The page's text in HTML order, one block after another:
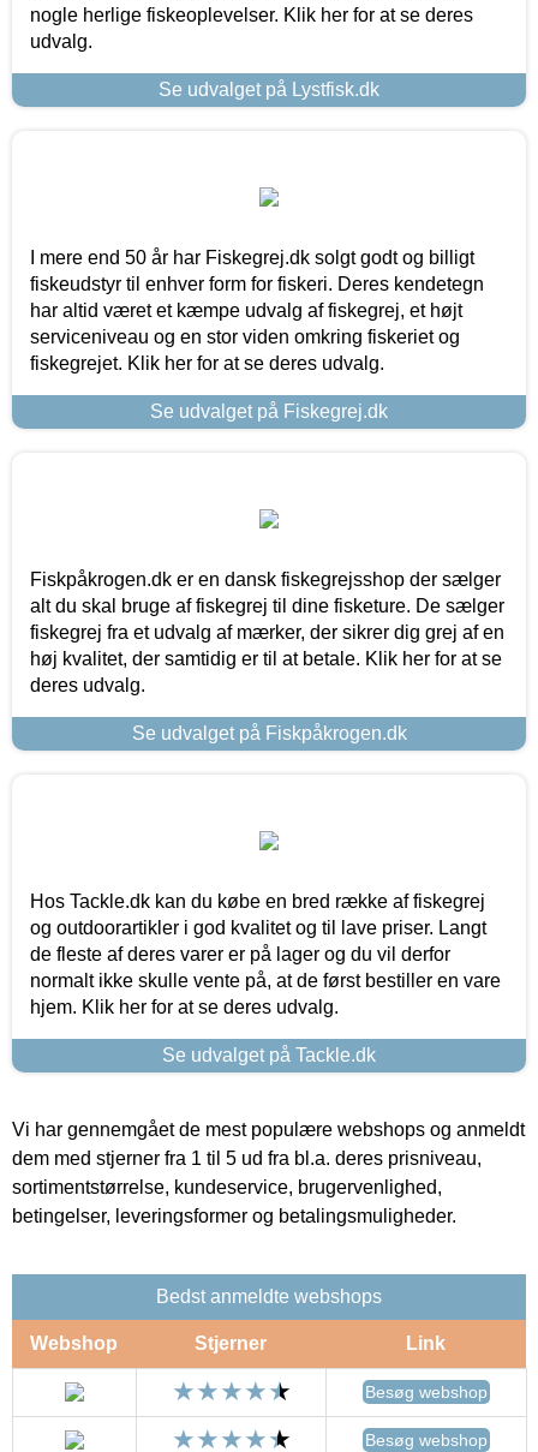
nogle herlige fiskeoplevelser. Klik her for at se deres
udvalg.
Se udvalget på Lystfisk.dk
I mere end 50 år har Fiskegrej.dk solgt godt og billigt
fiskeudstyr til enhver form for fiskeri. Deres kendetegn
har altid været et kæmpe udvalg af fiskegrej, et højt
serviceniveau og en stor viden omkring fiskeriet og
fiskegrejet. Klik her for at se deres udvalg.
Se udvalget på Fiskegrej.dk
Fiskpåkrogen.dk er en dansk fiskegrejsshop der sælger
alt du skal bruge af fiskegrej til dine fisketure. De sælger
fiskegrej fra et udvalg af mærker, der sikrer dig grej af en
høj kvalitet, der samtidig er til at betale. Klik her for at se
deres udvalg.
Se udvalget på Fiskpåkrogen.dk
Hos Tackle.dk kan du købe en bred række af fiskegrej
og outdoorartikler i god kvalitet og til lave priser. Langt
de fleste af deres varer er på lager og du vil derfor
normalt ikke skulle vente på, at de først bestiller en vare
hjem. Klik her for at se deres udvalg.
Se udvalget på Tackle.dk
Vi har gennemgået de mest populære webshops og anmeldt
dem med stjerner fra 1 til 5 ud fra bl.a. deres prisniveau,
sortimentstørrelse, kundeservice, brugervenlighed,
betingelser, leveringsformer og betalingsmuligheder.
Bedst anmeldte webshops
Webshop Stjerner Link
Besøg webshop
Besøg webshop